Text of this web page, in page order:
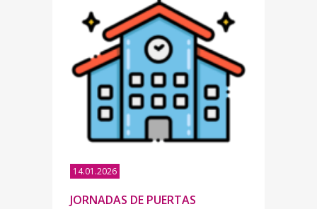
14.01.2026
JORNADAS DE PUERTAS